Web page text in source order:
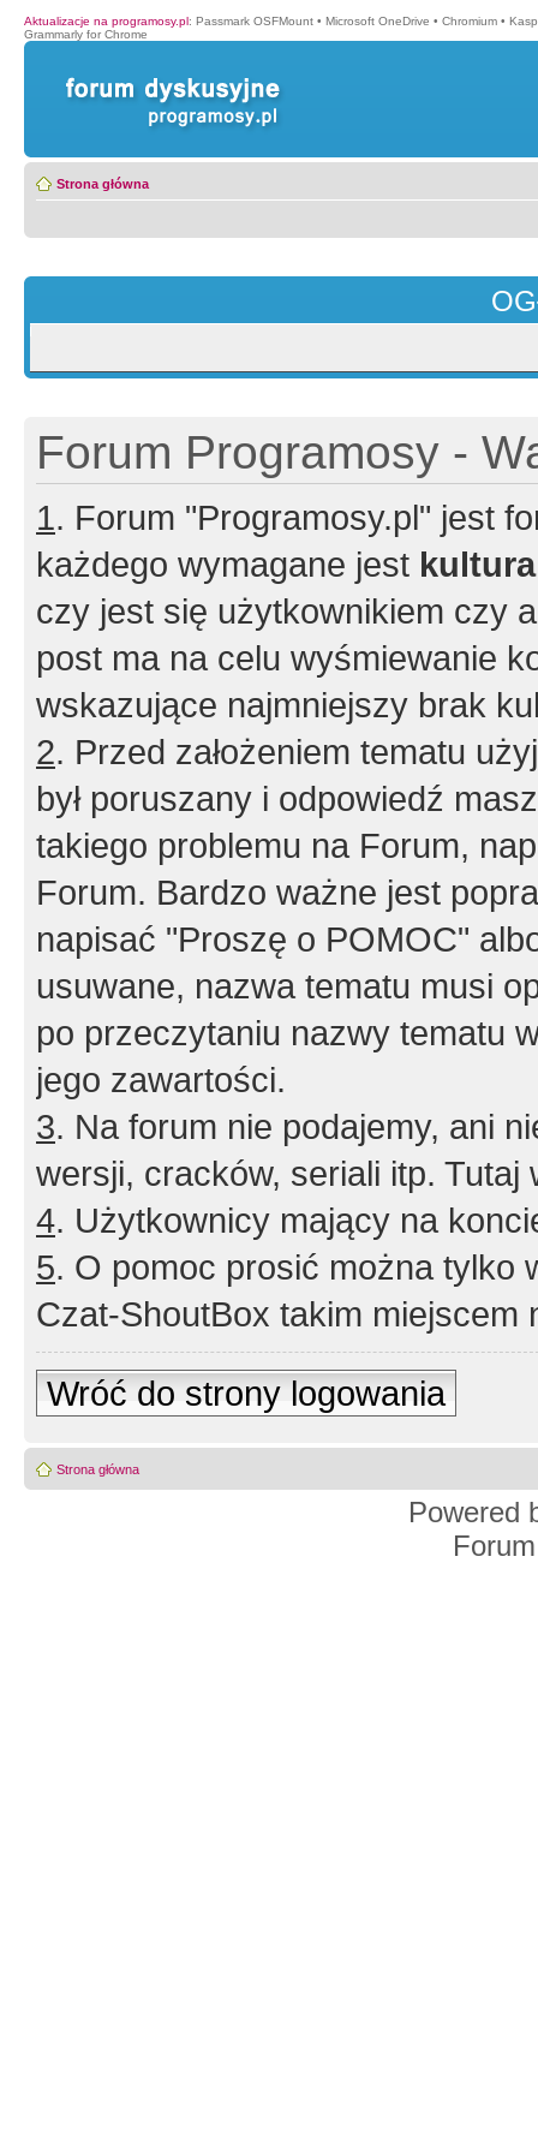
Aktualizacje na programosy.pl: Passmark OSFMount • Microsoft OneDrive • Chromium •
Grammarly for Chrome
Strona główna
Forum Programosy -
1. Forum "Programosy.pl" jest
każdego wymagane jest
czy jest się użytkownikiem czy
post ma na celu wyśmiewanie
wskazujące najmniejszy brak
2. Przed założeniem tematu
był poruszany i odpowiedź
takiego problemu na Forum,
Forum. Bardzo ważne jest
napisać "Proszę o POMOC"
usuwane, nazwa tematu musi
po przeczytaniu nazwy tematu
jego zawartości.
3. Na forum nie podajemy, ani
wersji, cracków, seriali itp. Tutaj
4. Użytkownicy mający na
5. O pomoc prosić można tylko
Czat-ShoutBox takim miejscem
Wróć do strony logowania
Strona główna
Powered